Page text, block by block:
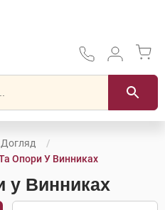
Догляд
Опори У Винниках
у Винниках